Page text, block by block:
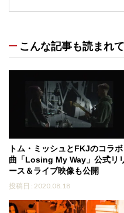
こんな記事も読まれ
トム・ミッシュとFKJのコラボ
曲「Losing My Way」公式リ
ース＆ライブ映像も公開
投稿日 : 2020.08.18